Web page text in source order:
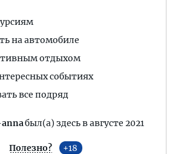
на автомобиле
отдыхом
событиях
все подряд
был(а) здесь в августе 2021
Полезно? 18